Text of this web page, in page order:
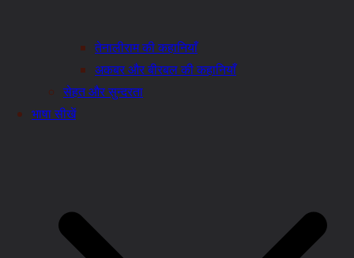
तेनालीराम की कहानियाँ
अकबर और बीरबल की कहानियाँ
सेहत और सुन्दरता
भाषा सीखें